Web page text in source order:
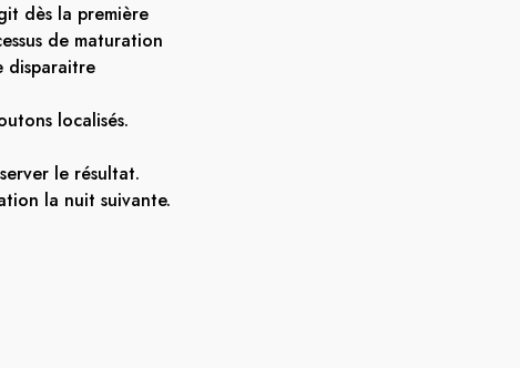
dès la première
de maturation
disparaitre
localisés.
le résultat.
la nuit suivante.